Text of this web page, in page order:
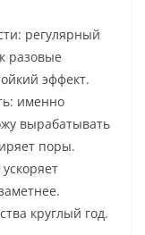
регулярный
разовые
эффект.
именно
вырабатывать
поры.
круглый год.